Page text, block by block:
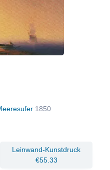
1850
Leinwand-Kunstdruck
€55.33